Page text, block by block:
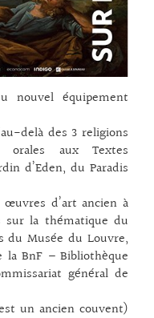
nouvel équipement
delà des 3 religions
orales aux Textes
d’Eden, du Paradis
d’art ancien à
sur la thématique du
du Musée du Louvre,
la BnF – Bibliothèque
général de
un ancien couvent)